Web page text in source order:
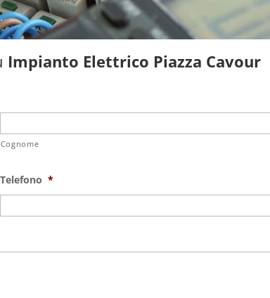
Impianto Elettrico Piazza Cavour
Cognome
Telefono *